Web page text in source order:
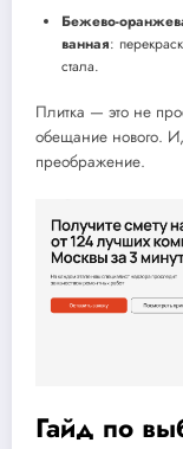
Бежево-
ванная:
стала.
Плитка — это не
обещание нового.
преображение.
Гайд по